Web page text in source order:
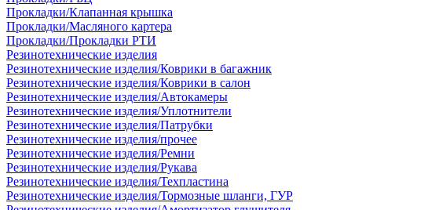
Прокладки/Клапанная крышка
Прокладки/Масляного картера
Прокладки/Прокладки РТИ
Резинотехнические изделия
Резинотехнические изделия/Коврики в багажник
Резинотехнические изделия/Коврики в салон
Резинотехнические изделия/Автокамеры
Резинотехнические изделия/Уплотнители
Резинотехнические изделия/Патрубки
Резинотехнические изделия/прочее
Резинотехнические изделия/Ремни
Резинотехнические изделия/Рукава
Резинотехнические изделия/Техпластина
Резинотехнические изделия/Тормозные шланги, ГУР